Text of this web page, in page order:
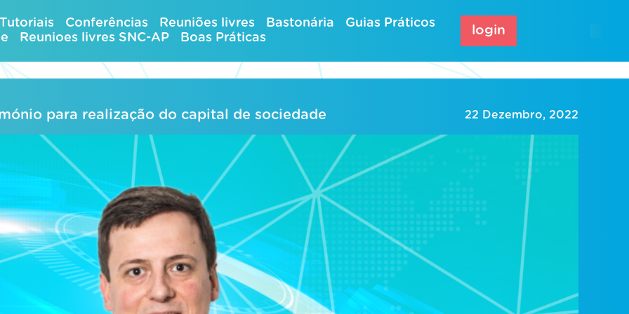
Tutoriais Conferências Reuniões livres Bastonária
Guias Práticos
Reunioes livres SNC-AP Boas Práticas
login
para realização do capital de sociedade 22 Dezembro, 2022